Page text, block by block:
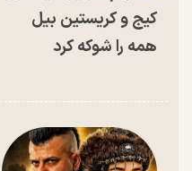
کیج و کریستین بیل
همه را شوکه کرد